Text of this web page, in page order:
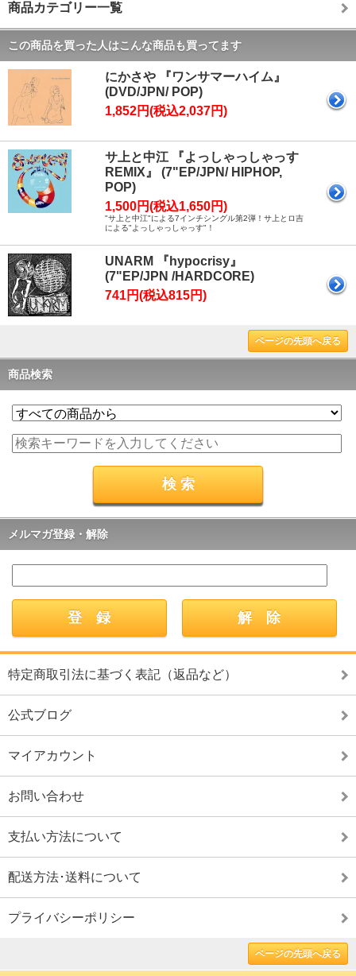
商品カテゴリー一覧
この商品を買った人はこんな商品も買ってます
にかさや 『ワンサマーハイム』
(DVD/JPN/ POP)
1,852円(税込2,037円)
サ上と中江 『よっしゃっしゃっす
REMIX』 (7"EP/JPN/ HIPHOP,
POP)
1,500円(税込1,650円)
"サ上と中江"による7インチシングル第2弾！サ上とロ吉
による"よっしゃっしゃっす"！
UNARM 『hypocrisy』
(7"EP/JPN /HARDCORE)
741円(税込815円)
ページの先頭へ戻る
商品検索
メルマガ登録・解除
特定商取引法に基づく表記（返品など）
公式ブログ
マイアカウント
お問い合わせ
支払い方法について
配送方法･送料について
プライバシーポリシー
ページの先頭へ戻る